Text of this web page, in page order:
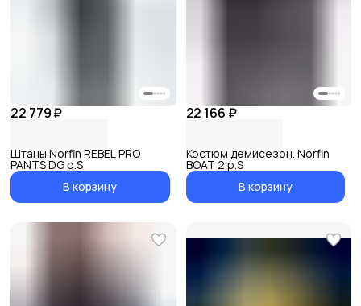
22 779 ₽
Штаны Norfin REBEL PRO
PANTS DG р.S
В корзину
22 166 ₽
Костюм демисезон. Norfin
BOAT 2 р.S
В корзину